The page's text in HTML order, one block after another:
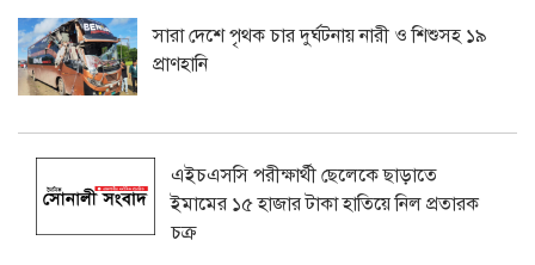
সারা দেশে পৃথক চার দুর্ঘটনায় নারী ও শিশুসহ ১৯
প্রাণহানি
এইচএসসি পরীক্ষার্থী ছেলেকে ছাড়াতে
ইমামের ১৫ হাজার টাকা হাতিয়ে নিল প্রতারক
চক্র